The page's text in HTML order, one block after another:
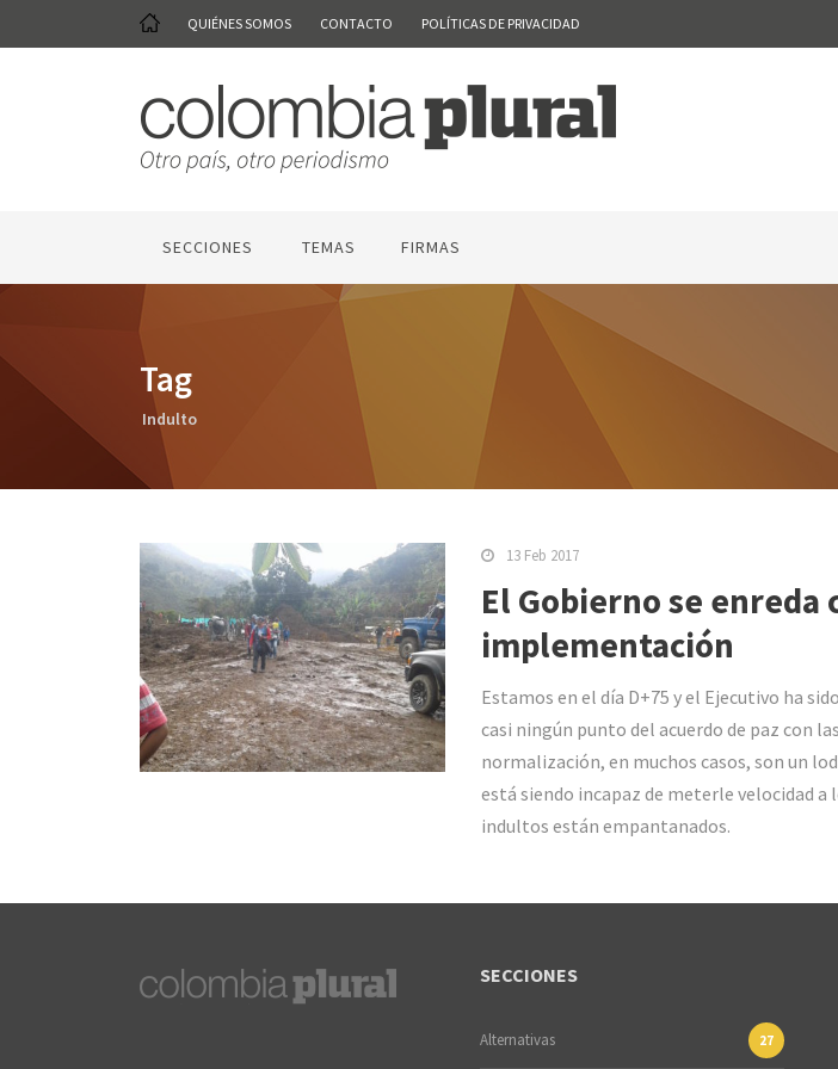
QUIÉNES SOMOS CONTACTO POLÍTICAS DE PRIVACIDAD
SECCIONES TEMAS FIRMAS
Tag
Indulto
13 Feb 2017
El Gobierno se enreda
implementación
Estamos en el día D+75 y el Ejecutivo ha
casi ningún punto del acuerdo de paz con las
normalización, en muchos casos, son un
está siendo incapaz de meterle velocidad a
indultos están empantanados.
SECCIONES
Alternativas 27